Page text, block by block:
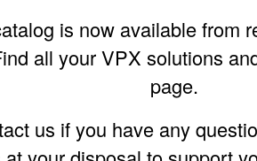
is now available from
all yourVPX solutions
page.
us if you have any